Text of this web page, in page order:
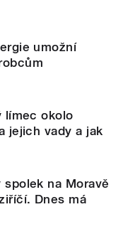
umožní
límec okolo
jejich vady a jak
na Moravě
Dnes má